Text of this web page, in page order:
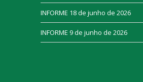
INFORME 18 de junho de 2026
INFORME 9 de junho de 2026